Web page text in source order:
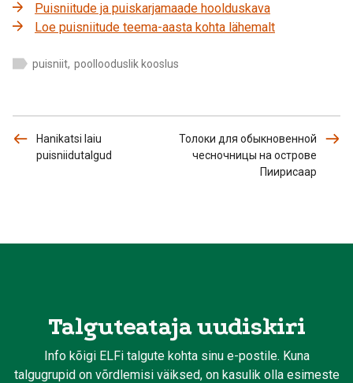
Puisniitude ja puiskarjamaade hoolduskava
Loe puisniitude teema-aasta kohta lähemalt
puisniit, poollooduslik kooslus
Hanikatsi laiu
puisniidutalgud
Толоки для обыкновенной
чесночницы на острове
Пиирисаар
Talguteataja uudiskiri
Info kõigi ELFi talgute kohta sinu e-postile. Kuna
talgugrupid on võrdlemisi väiksed, on kasulik olla esimeste